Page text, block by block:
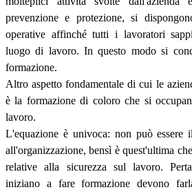
prevenzione e protezione, si
operative affinché tutti i lavoratori
luogo di lavoro. In questo modo si
formazione.
Altro aspetto fondamentale di cui le
è la formazione di coloro che si
lavoro.
L'equazione è univoca: non può essere
all'organizzazione, bensì è quest'ultima
relative alla sicurezza sul lavoro.
iniziano a fare formazione devono